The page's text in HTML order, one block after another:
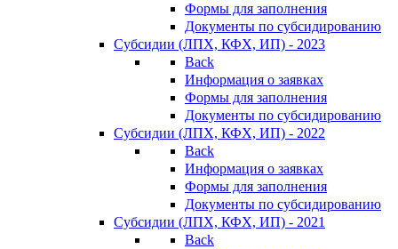
Формы для заполнения
Документы по субсидированию
Субсидии (ЛПХ, КФХ, ИП) - 2023
Back
Информация о заявках
Формы для заполнения
Документы по субсидированию
Субсидии (ЛПХ, КФХ, ИП) - 2022
Back
Информация о заявках
Формы для заполнения
Документы по субсидированию
Субсидии (ЛПХ, КФХ, ИП) - 2021
Back